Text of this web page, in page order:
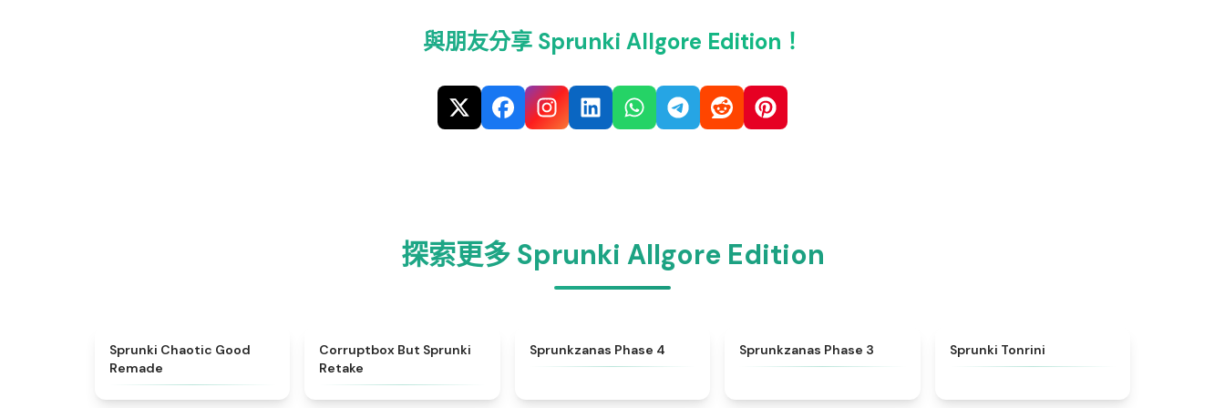
與朋友分享 Sprunki Allgore Edition！
探索更多 Sprunki Allgore Edition
★
Sprunki Chaotic Good
Remade
★ 4.5
Corruptbox But Sprunki
Retake
Sprunkzanas Phase 4 ★
Sprunkzanas Phase 3 Sprunki Tonrini